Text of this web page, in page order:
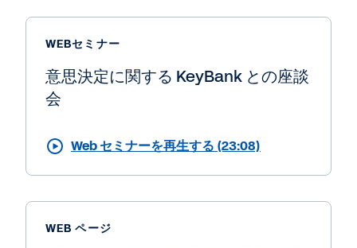
WEBセミナー
意思決定に関する KeyBank との座談
会
Web セミナーを再生する (23:08)
WEB ページ